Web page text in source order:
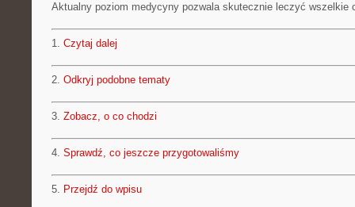
Aktualny poziom medycyny pozwala skutecznie leczyć wszelkie
1. Czytaj dalej
2. Odkryj podobne tematy
3. Zobacz, o co chodzi
4. Sprawdź, co jeszcze przygotowaliśmy
5. Przejdź do wpisu